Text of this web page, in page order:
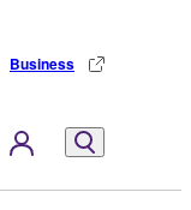
Business